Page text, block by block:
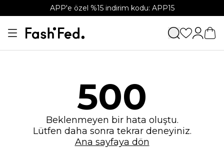
APP'e özel %15 indirim kodu: APP15
500
Beklenmeyen bir hata oluştu.
Lütfen daha sonra tekrar deneyiniz.
Ana sayfaya dön